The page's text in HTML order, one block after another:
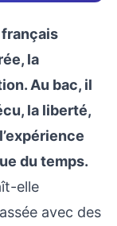
la
Au bac, il
la liberté,
du temps.
elle
avec des